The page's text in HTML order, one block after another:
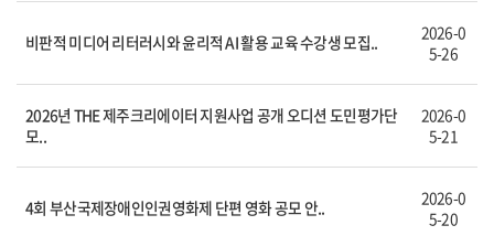
비판적 미디어 리터러시와 윤리적 AI 활용 교육 수강생 모집..
2026-0
5-26
2026년 THE 제주크리에이터 지원사업 공개 오디션 도민평가단
모..
2026-0
5-21
4회 부산국제장애인인권영화제 단편 영화 공모 안..
2026-0
5-20